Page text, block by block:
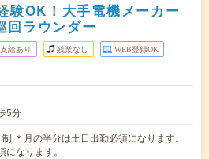
験OK！大手電機メーカー
回ラウンダー
給あり 残業なし WEB登録OK
5分
＊月の半分は土日出勤必須になります。
になります。